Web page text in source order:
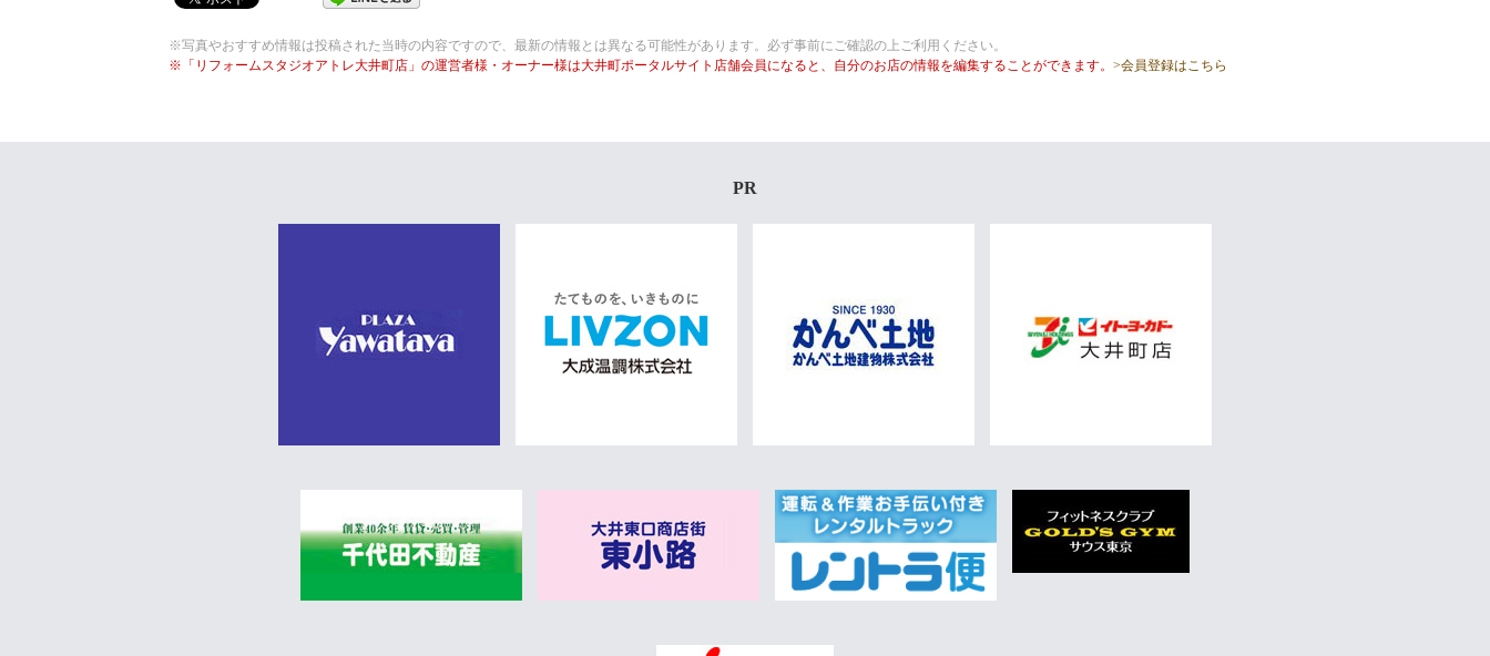
※写真やおすすめ情報は投稿された当時の内容ですので、最新の情報とは異なる可能性があります。必ず事前にご確認の上ご利用ください。
※「リフォームスタジオアトレ大井町店」の運営者様・オーナー様は大井町ポータルサイト店舗会員になると、自分のお店の情報を編集することができます。 >会員登録はこちら
PR